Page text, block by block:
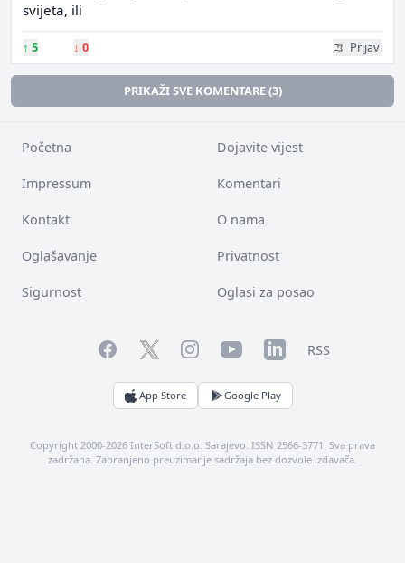
svijeta, ili
↑ 5 ↓ 0 Prijavi
PRIKAŽI SVE KOMENTARE (3)
Početna Dojavite vijest
Impressum Komentari
Kontakt O nama
Oglašavanje Privatnost
Sigurnost Oglasi za posao
FacebookTwitterInstagramYouTubeLinkedInRSS
App Store Google Play
Copyright 2000-2026 InterSoft d.o.o. Sarajevo. ISSN 2566-3771. Sva prava
zadržana. Zabranjeno preuzimanje sadržaja bez dozvole izdavača.